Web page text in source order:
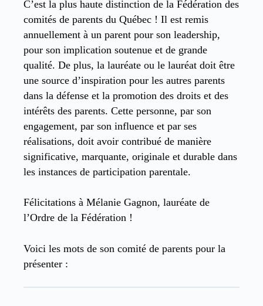
C’est la plus haute distinction de la Fédération des
comités de parents du Québec ! Il est remis
annuellement à un parent pour son leadership,
pour son implication soutenue et de grande
qualité. De plus, la lauréate ou le lauréat doit être
une source d’inspiration pour les autres parents
dans la défense et la promotion des droits et des
intérêts des parents. Cette personne, par son
engagement, par son influence et par ses
réalisations, doit avoir contribué de manière
significative, marquante, originale et durable dans
les instances de participation parentale.
Félicitations à Mélanie Gagnon, lauréate de
l’Ordre de la Fédération !
Voici les mots de son comité de parents pour la
présenter :